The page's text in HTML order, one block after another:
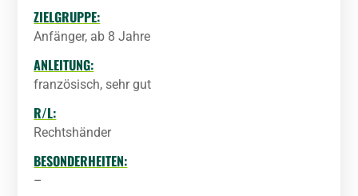
ZIELGRUPPE:
Anfänger, ab 8 Jahre
ANLEITUNG:
französisch, sehr gut
R/L:
Rechtshänder
BESONDERHEITEN:
–